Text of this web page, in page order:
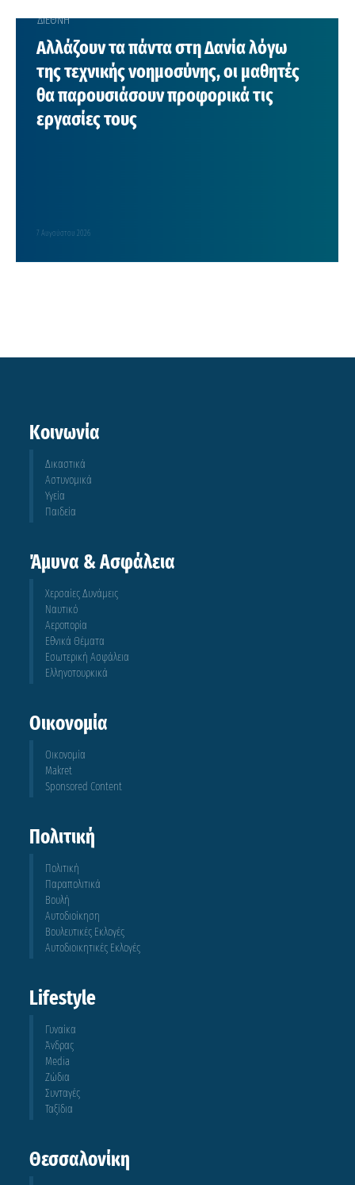
ΔΙΕΘΝΗ
Αλλάζουν τα πάντα στη Δανία λόγω
της τεχνικής νοημοσύνης, οι μαθητές
θα παρουσιάσουν προφορικά τις
εργασίες τους
7 Αυγούστου 2026
Κοινωνία
Δικαστικά
Αστυνομικά
Υγεία
Παιδεία
Άμυνα & Ασφάλεια
Χερσαίες Δυνάμεις
Ναυτικό
Αεροπορία
Εθνικά Θέματα
Εσωτερική Ασφάλεια
Ελληνοτουρκικά
Οικονομία
Οικονομία
Makret
Sponsored Content
Πολιτική
Πολιτική
Παραπολιτικά
Βουλή
Αυτοδιοίκηση
Βουλευτικές Εκλογές
Αυτοδιοικητικές Εκλογές
Lifestyle
Γυναίκα
Άνδρας
Media
Ζώδια
Συνταγές
Ταξίδια
Θεσσαλονίκη